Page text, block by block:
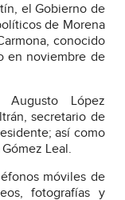
el Gobierno de
de Morena
conocido
en noviembre de
López
secretario de
así como
Leal.
móviles de
fotografías y